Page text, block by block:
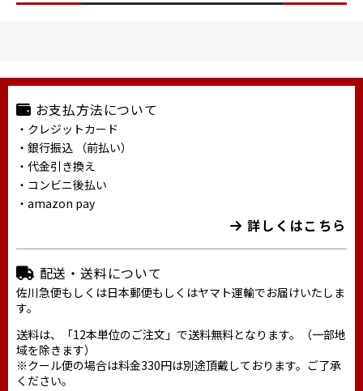
お支払方法について
・クレジットカード
・銀行振込 （前払い）
・代金引き換え
・コンビニ後払い
・amazon pay
詳しくはこちら
配送・送料について
佐川急便もしくは日本郵便もしくはヤマト運輸でお届けいたしま
す。
送料は、「12本単位のご注文」で送料無料となります。（一部地
域を除きます）
※クール便の場合は料金330円は別途頂戴しております。ご了承
ください。